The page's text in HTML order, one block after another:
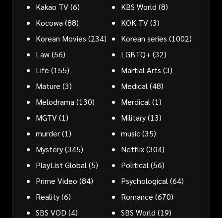
Kakao TV(6) KBS World (8)
Kocowa (88) KOK TV(3)
Korean Movies (234) Korean series (1002)
Law(56) LGBTQ+ (32)
Life (155) Martial Arts (3)
Mature (3) Medical (48)
Melodrama (130) Merdical (1)
MGTV(1) Military(13)
murder(1) music(35)
Mystery(345) Netflix(304)
PlayList Global (5) Political (56)
Prime Video (84) Psychological (64)
Reality(6) Romance (670)
SBS VOD (4) SBS World (19)